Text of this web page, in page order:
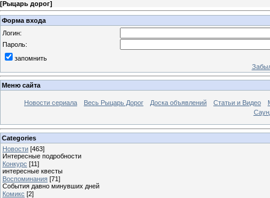
[Рыцарь дорог]
Форма входа
Логин:
Пароль:
запомнить
Меню сайта
Новости сериала Весь Рыцарь Дорог Доска объявлений Статьи и Видео
Categories
Новости [463]
Интересные подробности
Конкурс [11]
интересные квесты
Воспоминания [71]
События давно минувших дней
Комикс [2]